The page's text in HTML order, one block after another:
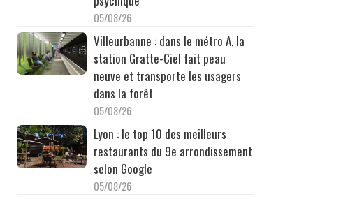
05/08/26
Villeurbanne : dans le métro A, la
station Gratte-Ciel fait peau
neuve et transporte les usagers
dans la forêt
05/08/26
Lyon : le top 10 des meilleurs
restaurants du 9e arrondissement
selon Google
05/08/26